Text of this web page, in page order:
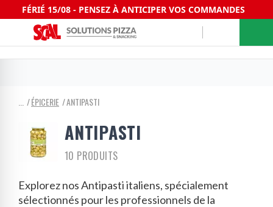
FÉRIÉ 15/08 - PENSEZ À ANTICIPER VOS COMMANDES
ÉPICERIE ANTIPASTI
ANTIPASTI
10 PRODUITS
Explorez nos Antipasti italiens, spécialement
sélectionnés pour les professionnels de la